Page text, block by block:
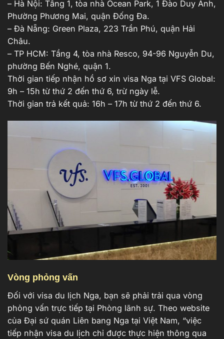
– Hà Nội: Tầng 1, tòa nhà Ocean Park, 1 Đào Duy Anh,
Phường Phương Mai, quận Đống Đa.
– Đà Nẵng: Green Plaza, 223 Trần Phú, quận Hải
Châu.
– TP HCM: Tầng 4, tòa nhà Resco, 94-96 Nguyễn Du,
phường Bến Nghé, quận 1.
Thời gian tiếp nhận hồ sơ xin visa Nga tại VFS Global:
9h – 15h từ thứ 2 đến thứ 6, trừ ngày lễ.
Thời gian trả kết quả: 16h – 17h từ thứ 2 đến thứ 6.
Vòng phỏng vấn
Đối với visa du lịch Nga, bạn sẽ phải trải qua vòng
phỏng vấn trực tiếp tại Phòng lãnh sự. Theo website
của Đại sứ quán Liên bang Nga tại Việt Nam, “việc
tiếp nhận visa du lịch chỉ được thực hiện thông qua